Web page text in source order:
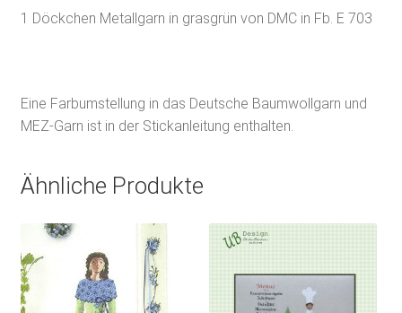
1 Döckchen Metallgarn in grasgrün von DMC in Fb. E 703
Eine Farbumstellung in das Deutsche Baumwollgarn und
MEZ-Garn ist in der Stickanleitung enthalten.
Ähnliche Produkte